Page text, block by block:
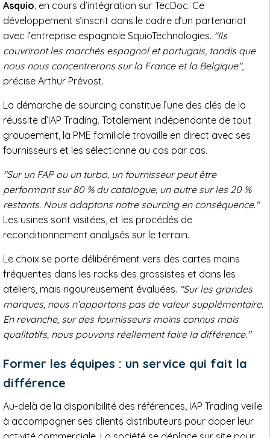
Asquio, en cours d’intégration sur TecDoc. Ce
développement s’inscrit dans le cadre d’un partenariat
avec l’entreprise espagnole SquioTechnologies. "Ils
couvriront les marchés espagnol et portugais, tandis que
nous nous concentrerons sur la France et la Belgique",
précise Arthur Prévost.
La démarche de sourcing constitue l’une des clés de la
réussite d’IAP Trading. Totalement indépendante de tout
groupement, la PME familiale travaille en direct avec ses
fournisseurs et les sélectionne au cas par cas.
"Sur un FAP ou un turbo, un fournisseur peut être
performant sur 80 % du catalogue, un autre sur les 20 %
restants. Nous adaptons notre sourcing en conséquence."
Les usines sont visitées, et les procédés de
reconditionnement analysés sur le terrain.
Le choix se porte délibérément vers des cartes moins
fréquentes dans les racks des grossistes et dans les
ateliers, mais rigoureusement évaluées. "Sur les grandes
marques, nous n’apportons pas de valeur supplémentaire.
En revanche, sur des fournisseurs moins connus mais
qualitatifs, nous pouvons réellement faire la différence."
Former les équipes : un service qui fait la
différence
Au-delà de la disponibilité des références, IAP Trading veille
à accompagner ses clients distributeurs pour doper leur